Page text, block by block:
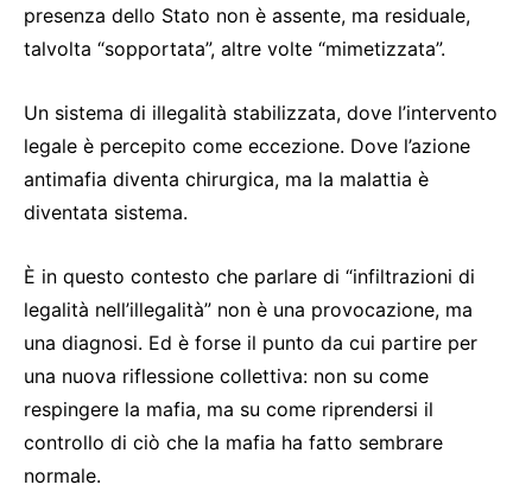
presenza dello Stato non è assente, ma residuale,
talvolta “sopportata”, altre volte “mimetizzata”.
Un sistema di illegalità stabilizzata, dove l’intervento
legale è percepito come eccezione. Dove l’azione
antimafia diventa chirurgica, ma la malattia è
diventata sistema.
È in questo contesto che parlare di “infiltrazioni di
legalità nell’illegalità” non è una provocazione, ma
una diagnosi. Ed è forse il punto da cui partire per
una nuova riflessione collettiva: non su come
respingere la mafia, ma su come riprendersi il
controllo di ciò che la mafia ha fatto sembrare
normale.